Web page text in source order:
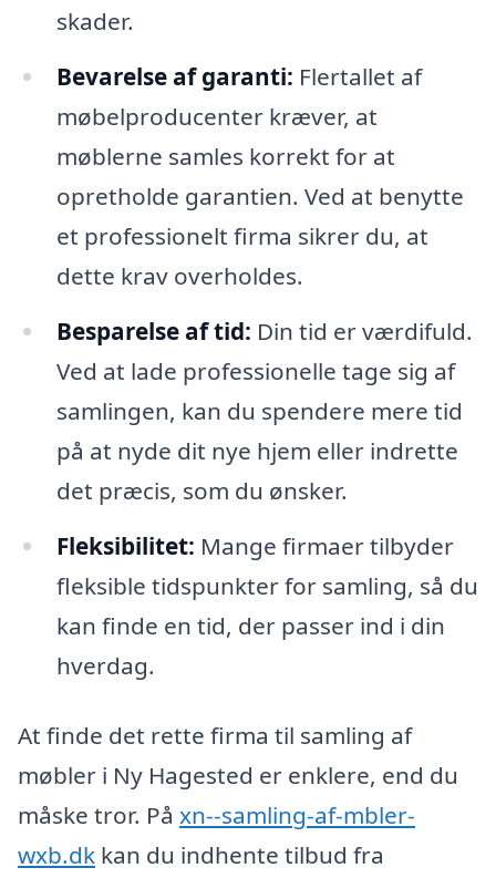
skader.
Bevarelse af garanti: Flertallet af
møbelproducenter kræver, at
møblerne samles korrekt for at
opretholde garantien. Ved at benytte
et professionelt firma sikrer du, at
dette krav overholdes.
Besparelse af tid: Din tid er værdifuld.
Ved at lade professionelle tage sig af
samlingen, kan du spendere mere tid
på at nyde dit nye hjem eller indrette
det præcis, som du ønsker.
Fleksibilitet: Mange firmaer tilbyder
fleksible tidspunkter for samling, så du
kan finde en tid, der passer ind i din
hverdag.
At finde det rette firma til samling af
møbler i Ny Hagested er enklere, end du
måske tror. På xn--samling-af-mbler-
wxb.dk kan du indhente tilbud fra